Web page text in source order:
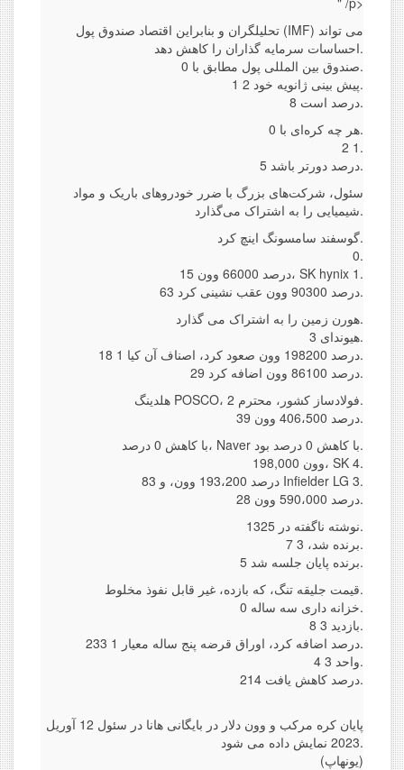
تحلیلگران و بنابراین اقتصاد صندوق پول (IMF) می تواند
احساسات سرمایه گذاران را کاهش دهد.
صندوق بین المللی پول مطابق با 0.
1 پیش بینی ژانویه خود 2.
8 درصد است.
هر چه کره‌ای با 0.
2 1.
5 درصد دورتر باشد.
سئول، شرکت‌های بزرگ با ضرر خودروهای باریک و مواد
شیمیایی را به اشتراک می‌گذارد.
گوسفند سامسونگ اینچ کرد.
0.
15 درصد 66000 وون، SK hynix 1.
63 درصد 90300 وون عقب نشینی کرد.
هورن زمین را به اشتراک می گذارد.
هیوندای 3.
18 درصد 198200 وون صعود کرد، اصناف آن کیا 1.
29 درصد 86100 وون اضافه کرد.
هلدینگ POSCO، فولادساز کشور، محترم 2.
39 درصد 406،500 وون.
با کاهش 0 درصد، Naver با کاهش 0 درصد بود.
198,000 وون، SK 4.
83 درصد 193،200 وون، و Infielder LG 3.
28 درصد 590،000 وون.
نوشته ناگفته در 1325.
7 برنده شد، 3.
5 برنده پایان جلسه شد.
قیمت جلیقه تنگ، که بازده، غیر قابل نفوذ مخلوط.
خزانه داری سه ساله 0.
8 بازدید 3.
233 درصد اضافه کرد، اوراق قرضه پنج ساله معیار 1.
4 واحد 3.
214 درصد کاهش یافت.
پایان کره مرکب و وون دلار در بایگانی هانا در سئول 12 آوریل
2023 نمایش داده می شود.
(یونهاپ)